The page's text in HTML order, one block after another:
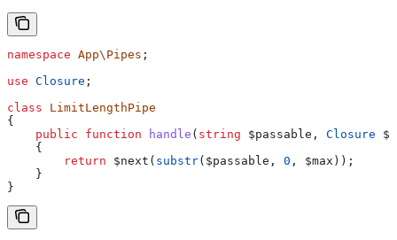
namespace App\Pipes ;
use Closure ;
class LimitLengthPipe
{
    public
function handle ( string $passable , Closure
    {
        return
$next ( substr( $passable , 0 , $max ));
    }
}